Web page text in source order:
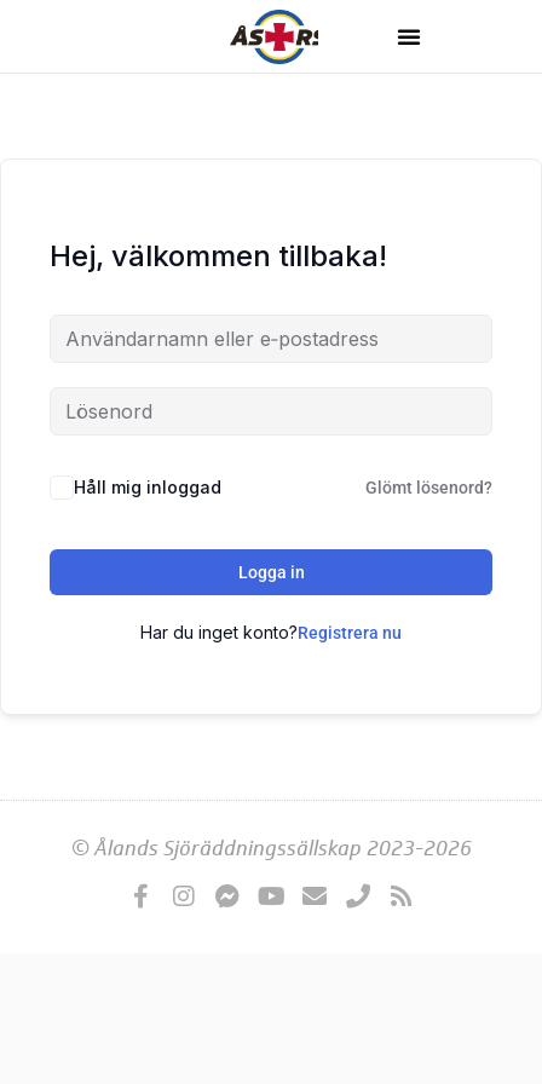
Hej, välkommen tillbaka!
Håll mig inloggad Glömt lösenord?
Logga in
Har du inget konto?Registrera nu
© Ålands Sjöräddningssällskap 2023-2026